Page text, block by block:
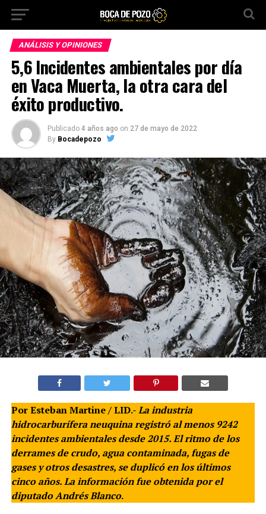
ANÁLISIS Y OPINIONES
5,6 Incidentes ambientales por día
en Vaca Muerta, la otra cara del
éxito productivo.
Publicado 4 años ago on 27 de mayo de 2022
By Bocadepozo
Por Esteban Martine / LID.-La industria
hidrocarburífera neuquina registró al menos 9242
incidentes ambientales desde 2015. El ritmo de los
derrames de crudo, agua contaminada, fugas de
gases y otros desastres, se duplicó en los últimos
cinco años. La información fue obtenida por el
diputado Andrés Blanco.